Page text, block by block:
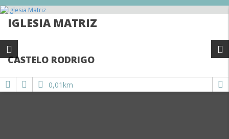
IGLESIA MATRIZ
CASTELO RODRIGO
0,01km